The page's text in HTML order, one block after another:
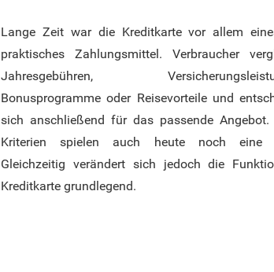
Lange Zeit war die Kreditkarte vor allem
praktisches Zahlungsmittel. Verbraucher
Jahresgebühren,
Bonusprogramme oder Reisevorteile und
sich anschließend für das passende Angebot.
Kriterien spielen auch heute noch eine
Gleichzeitig verändert sich jedoch die
Kreditkarte grundlegend.